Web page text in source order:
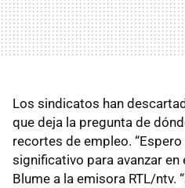
Los sindicatos han
que deja la pregunta de
recortes de empleo.
significativo para avanzar
Blume a la emisora RTL/ntv. “